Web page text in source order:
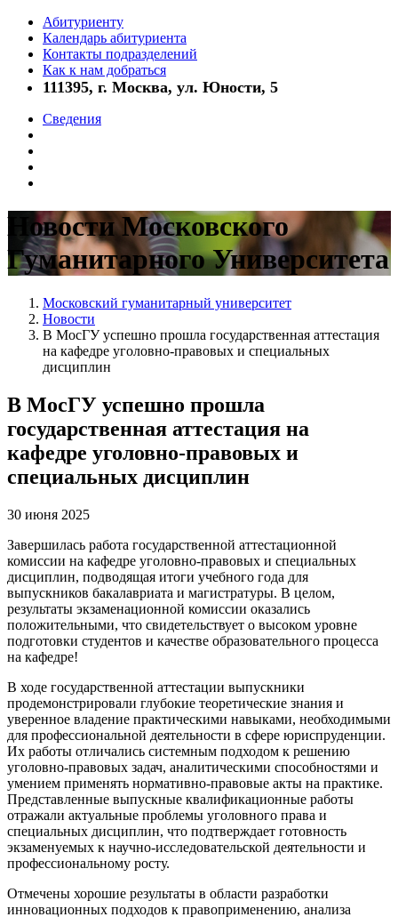
Абитуриенту
Календарь абитуриента
Контакты подразделений
Как к нам добраться
111395, г. Москва, ул. Юности, 5
Сведения
Новости Московского
Гуманитарного Университета
Московский гуманитарный университет
Новости
В МосГУ успешно прошла государственная аттестация
на кафедре уголовно-правовых и специальных
дисциплин
В МосГУ успешно прошла
государственная аттестация на
кафедре уголовно-правовых и
специальных дисциплин
30 июня 2025
Завершилась работа государственной аттестационной
комиссии на кафедре уголовно-правовых и специальных
дисциплин, подводящая итоги учебного года для
выпускников бакалавриата и магистратуры. В целом,
результаты экзаменационной комиссии оказались
положительными, что свидетельствует о высоком уровне
подготовки студентов и качестве образовательного процесса
на кафедре!
В ходе государственной аттестации выпускники
продемонстрировали глубокие теоретические знания и
уверенное владение практическими навыками, необходимыми
для профессиональной деятельности в сфере юриспруденции.
Их работы отличались системным подходом к решению
уголовно-правовых задач, аналитическими способностями и
умением применять нормативно-правовые акты на практике.
Представленные выпускные квалификационные работы
отражали актуальные проблемы уголовного права и
специальных дисциплин, что подтверждает готовность
экзаменуемых к научно-исследовательской деятельности и
профессиональному росту.
Отмечены хорошие результаты в области разработки
инновационных подходов к правоприменению, анализа